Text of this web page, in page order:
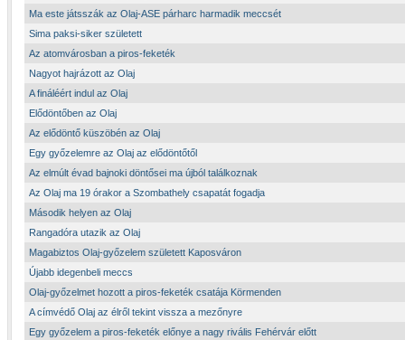
Ma este játsszák az Olaj-ASE párharc harmadik meccsét
Sima paksi-siker született
Az atomvárosban a piros-feketék
Nagyot hajrázott az Olaj
A fináléért indul az Olaj
Elődöntőben az Olaj
Az elődöntő küszöbén az Olaj
Egy győzelemre az Olaj az elődöntőtől
Az elmúlt évad bajnoki döntősei ma újból találkoznak
Az Olaj ma 19 órakor a Szombathely csapatát fogadja
Második helyen az Olaj
Rangadóra utazik az Olaj
Magabiztos Olaj-győzelem született Kaposváron
Újabb idegenbeli meccs
Olaj-győzelmet hozott a piros-feketék csatája Körmenden
A címvédő Olaj az élről tekint vissza a mezőnyre
Egy győzelem a piros-feketék előnye a nagy rivális Fehérvár előtt